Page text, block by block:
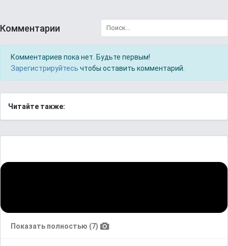
Комментарии
Комментариев пока нет. Будьте первым!
Зарегистрируйтесь чтобы оставить комментарий.
Читайте также:
Показать полностью (7)